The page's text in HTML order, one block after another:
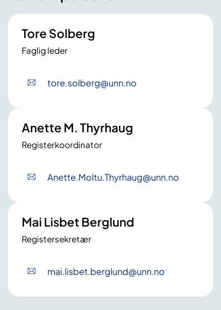
b
e
d
Tore Solberg
Faglig leder
tore.solberg@unn.no
Anette M. Thyrhaug
Registerkoordinator
Anette.Moltu.Thyrhaug@unn.no
Mai Lisbet Berglund
Registersekretær
mai.lisbet.berglund@unn.no